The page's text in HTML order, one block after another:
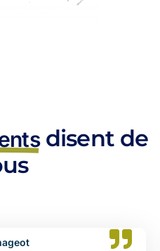
disent de
Catherine Dupont